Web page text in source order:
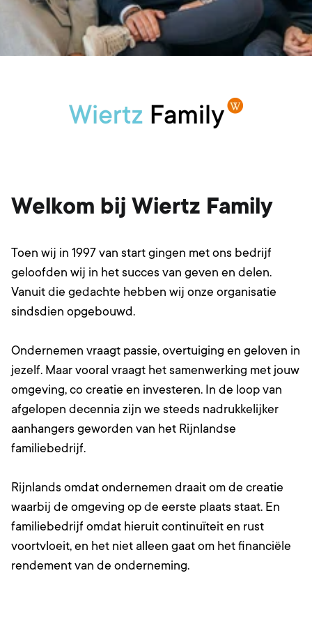
Welkom bij Wiertz Family
Toen wij in 1997 van start gingen met ons bedrijf
geloofden wij in het succes van geven en delen.
Vanuit die gedachte hebben wij onze organisatie
sindsdien opgebouwd.
Ondernemen vraagt passie, overtuiging en geloven in
jezelf. Maar vooral vraagt het samenwerking met jouw
omgeving, co creatie en investeren. In de loop van
afgelopen decennia zijn we steeds nadrukkelijker
aanhangers geworden van het Rijnlandse
familiebedrijf.
Rijnlands omdat ondernemen draait om de creatie
waarbij de omgeving op de eerste plaats staat. En
familiebedrijf omdat hieruit continuïteit en rust
voortvloeit, en het niet alleen gaat om het financiële
rendement van de onderneming.